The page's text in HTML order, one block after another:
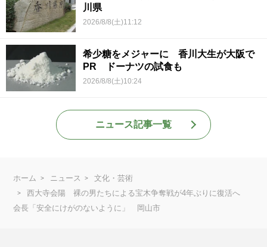
川県
2026/8/8(土)11:12
希少糖をメジャーに 香川大生が大阪で
PR ドーナツの試食も
2026/8/8(土)10:24
ニュース記事一覧
ホーム ニュース
文化・芸術
西大寺会陽 裸の男たちによる宝木争奪戦が4年ぶりに復活へ
会長「安全にけがのないように」 岡山市